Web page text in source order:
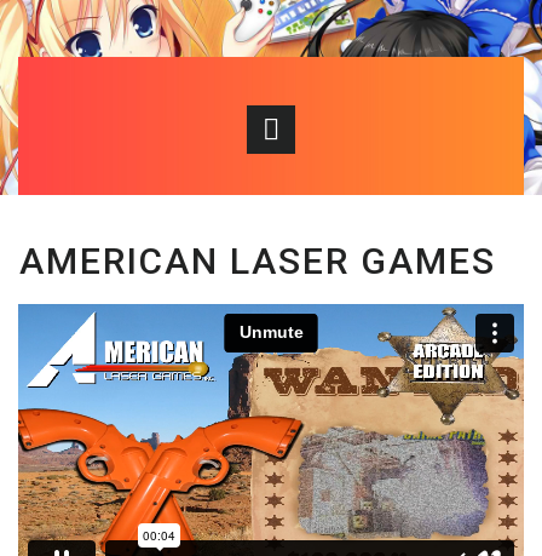
AMERICAN LASER GAMES